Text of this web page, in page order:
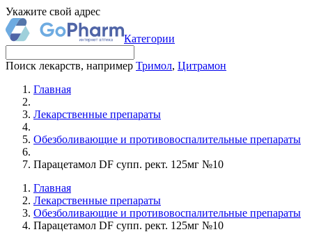
Укажите свой адрес
Категории
Поиск лекарств, например Тримол, Цитрамон
Главная
Лекарственные препараты
Обезболивающие и противовоспалительные препараты
Парацетамол DF супп. рект. 125мг №10
Главная
Лекарственные препараты
Обезболивающие и противовоспалительные препараты
Парацетамол DF супп. рект. 125мг №10